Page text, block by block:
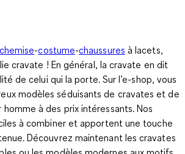
chemise-costume-chaussures à lacets,
cravate ! En général, la cravate en dit
de celui qui la porte. Sur l’e-shop, vous
modèles séduisants de cravates et de
à des prix intéressants. Nos
à combiner et apportent une touche
Découvrez maintenant les cravates